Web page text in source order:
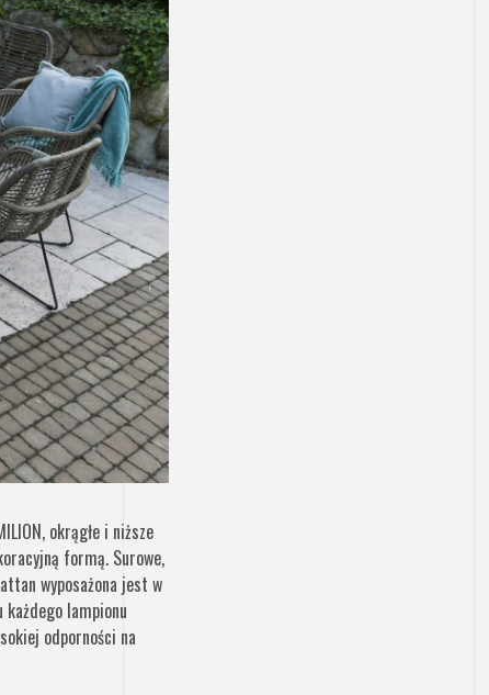
okrągłe i niższe
formą. Surowe,
wyposażona jest w
lampionu
odporności na